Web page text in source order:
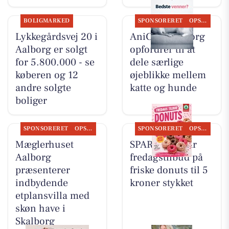
BOLIGMARKED
Lykkegårdsvej 20 i
Aalborg er solgt
for 5.800.000 - se
køberen og 12
andre solgte
boliger
SPONSORERET OPSLAGSTAVLEN
AniCura Aalborg
opfordrer til at
dele særlige
øjeblikke mellem
katte og hunde
SPONSORERET OPSLAGSTAVLEN
Mæglerhuset
Aalborg
præsenterer
indbydende
etplansvilla med
skøn have i
Skalborg
SPONSORERET OPSLAGSTAVLEN
SPAR Visse har
fredagstilbud på
friske donuts til 5
kroner stykket